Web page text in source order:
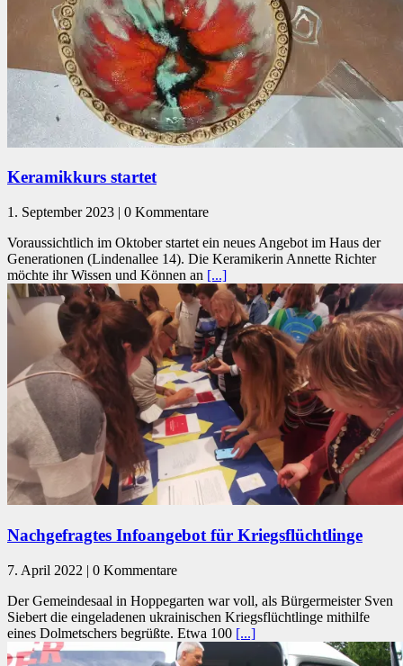
Keramikkurs startet
1. September 2023 | 0 Kommentare
Voraussichtlich im Oktober startet ein neues Angebot im Haus der
Generationen (Lindenallee 14). Die Keramikerin Annette Richter
möchte ihr Wissen und Können an [...]
Nachgefragtes Infoangebot für Kriegsflüchtlinge
7. April 2022 | 0 Kommentare
Der Gemeindesaal in Hoppegarten war voll, als Bürgermeister Sven
Siebert die eingeladenen ukrainischen Kriegsflüchtlinge mithilfe
eines Dolmetschers begrüßte. Etwa 100 [...]